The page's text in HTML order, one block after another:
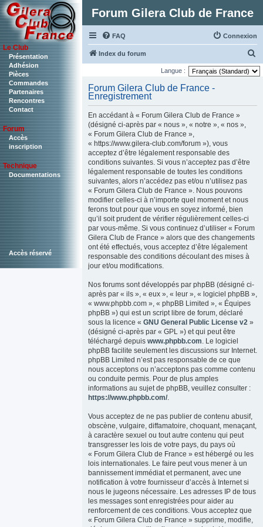
Le Club
Présentation
Adhésion
Pièces
Commandes
Partenaires
Rencontres
Contact
Forum
Accès
inscription
Technique
Documentations
Accès réservé
Forum Gilera Club de France
FAQ Connexion
Index du forum
e
Langue :
Forum Gilera Club de France -
Enregistrement
En accédant à « Forum Gilera Club de France »
(désigné ci-après par « nous », « notre », « nos »,
« Forum Gilera Club de France »,
« https://www.gilera-club.com/forum »), vous
acceptez d’être légalement responsable des
conditions suivantes. Si vous n’acceptez pas d’être
légalement responsable de toutes les conditions
suivantes, alors n’accédez pas et/ou n’utilisez pas
« Forum Gilera Club de France ». Nous pouvons
modifier celles-ci à n’importe quel moment et nous
ferons tout pour que vous en soyez informé, bien
qu’il soit prudent de vérifier régulièrement celles-ci
par vous-même. Si vous continuez d’utiliser « Forum
Gilera Club de France » alors que des changements
ont été effectués, vous acceptez d’être légalement
responsable des conditions découlant des mises à
jour et/ou modifications.
Nos forums sont développés par phpBB (désigné ci-
après par « ils », « eux », « leur », « logiciel phpBB »,
« www.phpbb.com », « phpBB Limited », « Équipes
phpBB ») qui est un script libre de forum, déclaré
sous la licence « GNU General Public License v2 »
(désigné ci-après par « GPL ») et qui peut être
téléchargé depuis www.phpbb.com. Le logiciel
phpBB facilite seulement les discussions sur Internet.
phpBB Limited n’est pas responsable de ce que
nous acceptons ou n’acceptons pas comme contenu
ou conduite permis. Pour de plus amples
informations au sujet de phpBB, veuillez consulter :
https://www.phpbb.com/.
Vous acceptez de ne pas publier de contenu abusif,
obscène, vulgaire, diffamatoire, choquant, menaçant,
à caractère sexuel ou tout autre contenu qui peut
transgresser les lois de votre pays, du pays où
« Forum Gilera Club de France » est hébergé ou les
lois internationales. Le faire peut vous mener à un
bannissement immédiat et permanent, avec une
notification à votre fournisseur d’accès à Internet si
nous le jugeons nécessaire. Les adresses IP de tous
les messages sont enregistrées pour aider au
renforcement de ces conditions. Vous acceptez que
« Forum Gilera Club de France » supprime, modifie,